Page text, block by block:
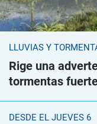
LLUVIAS Y
Rige una
tormentas
DESDE EL JUEVES 6